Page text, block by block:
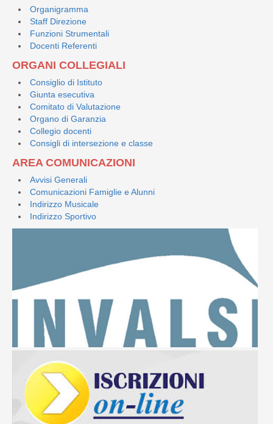
Organigramma
Staff Direzione
Funzioni Strumentali
Docenti Referenti
ORGANI COLLEGIALI
Consiglio di Istituto
Giunta esecutiva
Comitato di Valutazione
Organo di Garanzia
Collegio docenti
Consigli di intersezione e classe
AREA COMUNICAZIONI
Avvisi Generali
Comunicazioni Famiglie e Alunni
Indirizzo Musicale
Indirizzo Sportivo